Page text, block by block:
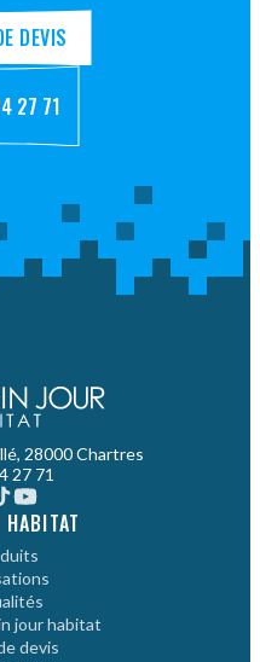
DEVIS
27 71
28000 Chartres
27 71
jour habitat
devis